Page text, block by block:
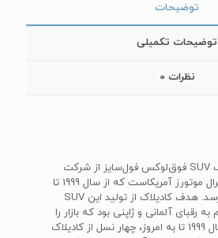
توضیحات
توضیحات تکمیلی
نظرات 0
«کادیلاک اسکالاید» یک SUV فوق‌لوکس فول‌سایز از شرکت
کادیلاک وابسته به جنرال موتورز آمریکاست که از سال 1999 تا
به امروز به تولید می‌رسد. هدف کادیلاک از تولید این SUV
رقبای آلمانی و ژاپنی بود که بازار را
در دست داشتند. از سال 1999 تا به امروز، چهار نسل از کادیلاک